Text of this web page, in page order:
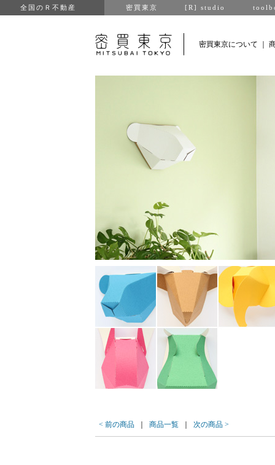
全国のＲ不動産 密買東京 [R] studio
密買東京について
< 前の商品 ｜ 商品一覧 ｜ 次の商品 >